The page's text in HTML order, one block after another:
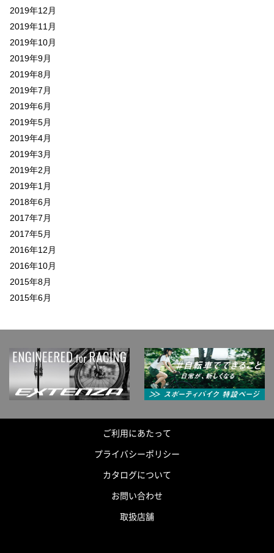
2019年12月
2019年11月
2019年10月
2019年9月
2019年8月
2019年7月
2019年6月
2019年5月
2019年4月
2019年3月
2019年2月
2019年1月
2018年6月
2017年7月
2017年5月
2016年12月
2016年10月
2015年8月
2015年6月
ご利用にあたって
プライバシーポリシー
カタログについて
お問い合わせ
取扱店舗